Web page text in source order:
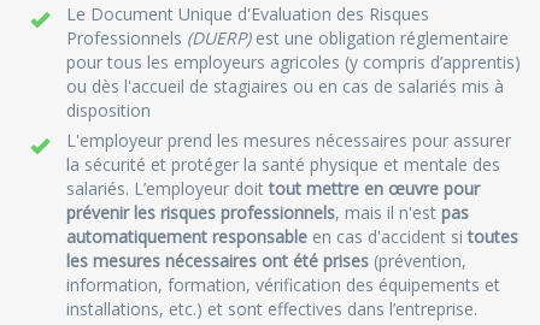
Le Document Unique d'Evaluation des Risques
Professionnels (DUERP)est une obligation réglementaire
pour tous les employeurs agricoles (y compris d’apprentis)
ou dès l'accueil de stagiaires ou en cas de salariés mis à
disposition
L'employeur prend les mesures nécessaires pour assurer
la sécurité et protéger la santé physique et mentale des
salariés. L’employeur doittout mettre en œuvre pour
prévenir les risques professionnels, mais il n'est pas
automatiquement responsable en cas d'accident sitoutes
les mesures nécessaires ont été prises (prévention,
information, formation, vérification des équipements et
installations, etc.) et sont effectives dans l’entreprise.